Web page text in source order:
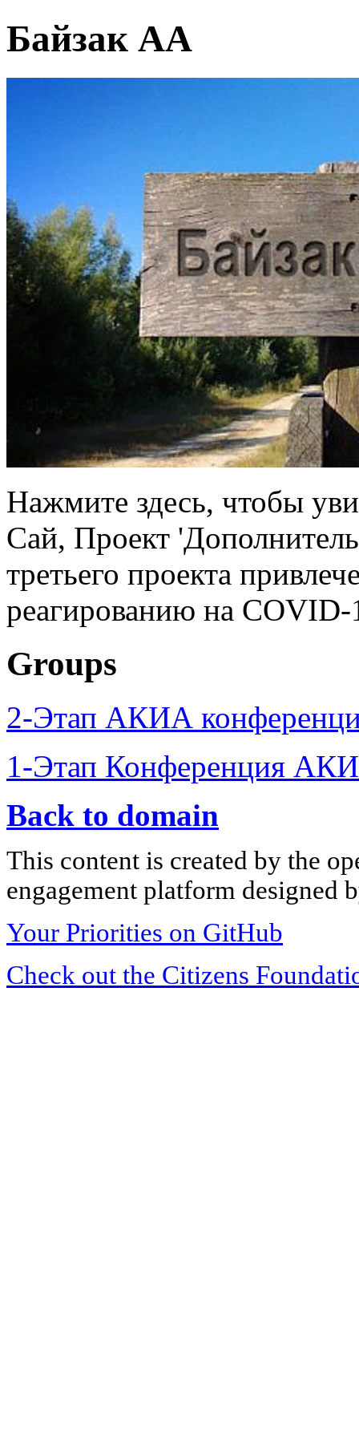
Байзак АА
Нажмите здесь, чтобы
Сай, Проект
третьего проекта
реагированию на COVID-
Groups
2-Этап АКИА
1-Этап Конференция
Back to domain
This content is created by the
engagement platform designed
Your Priorities on GitHub
Check out the Citizens